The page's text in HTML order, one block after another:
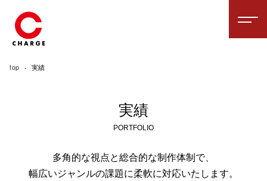
top 実績
実績
PORTFOLIO
多角的な視点と総合的な制作体制で、
幅広いジャンルの課題に柔軟に対応いたします。